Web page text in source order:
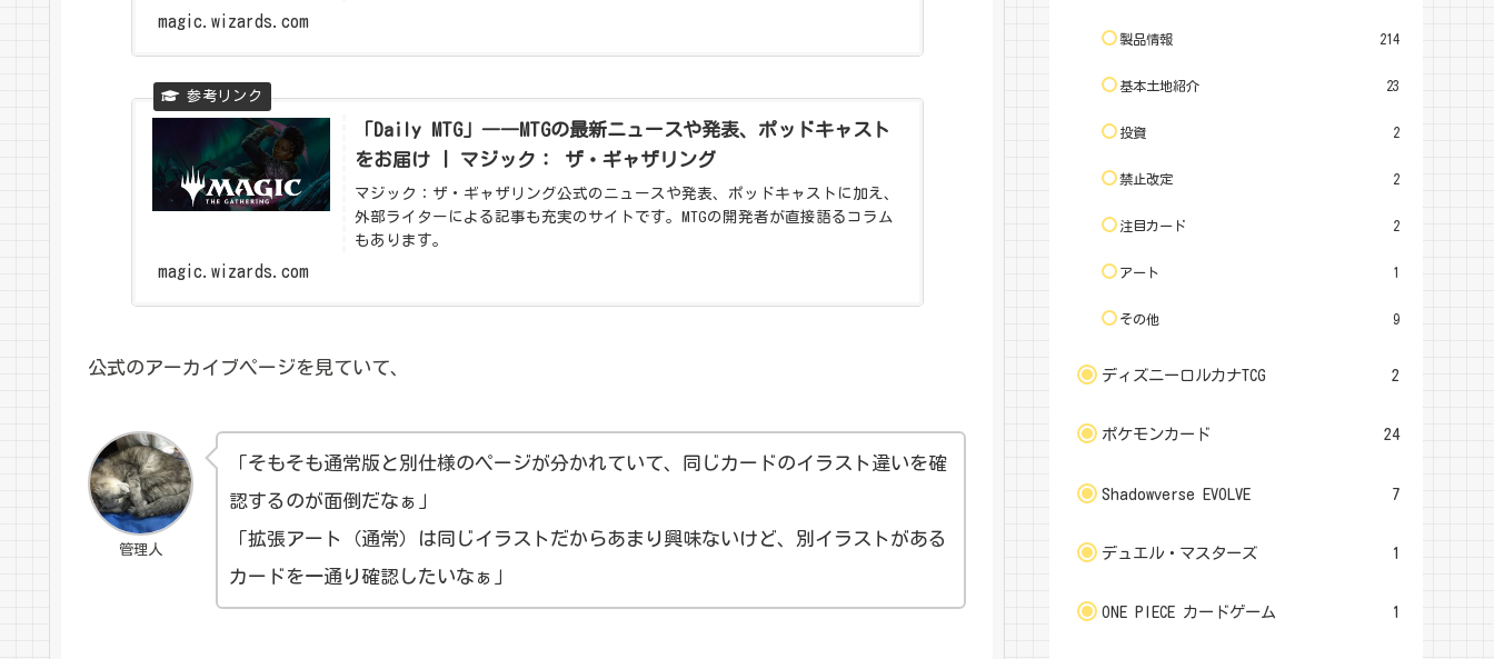
magic.wizards.com
「Daily MTG」――MTGの最新ニュースや発表、ポッドキャスト
をお届け | マジック： ザ・ギャザリング
マジック：ザ・ギャザリング公式のニュースや発表、ポッドキャストに加え、
外部ライターによる記事も充実のサイトです。MTGの開発者が直接語るコラム
もあります。
magic.wizards.com
公式のアーカイブページを見ていて、
管理人
「そもそも通常版と別仕様のページが分かれていて、同じカードのイラスト違いを確
認するのが面倒だなぁ」
「拡張アート（通常）は同じイラストだからあまり興味ないけど、別イラストがある
カードを一通り確認したいなぁ」
製品情報 214
基本土地紹介 23
投資 2
禁止改定 2
注目カード 2
アート 1
その他 9
ディズニーロルカナTCG 2
ポケモンカード 24
Shadowverse EVOLVE 7
デュエル・マスターズ 1
ONE PIECE カードゲーム 1